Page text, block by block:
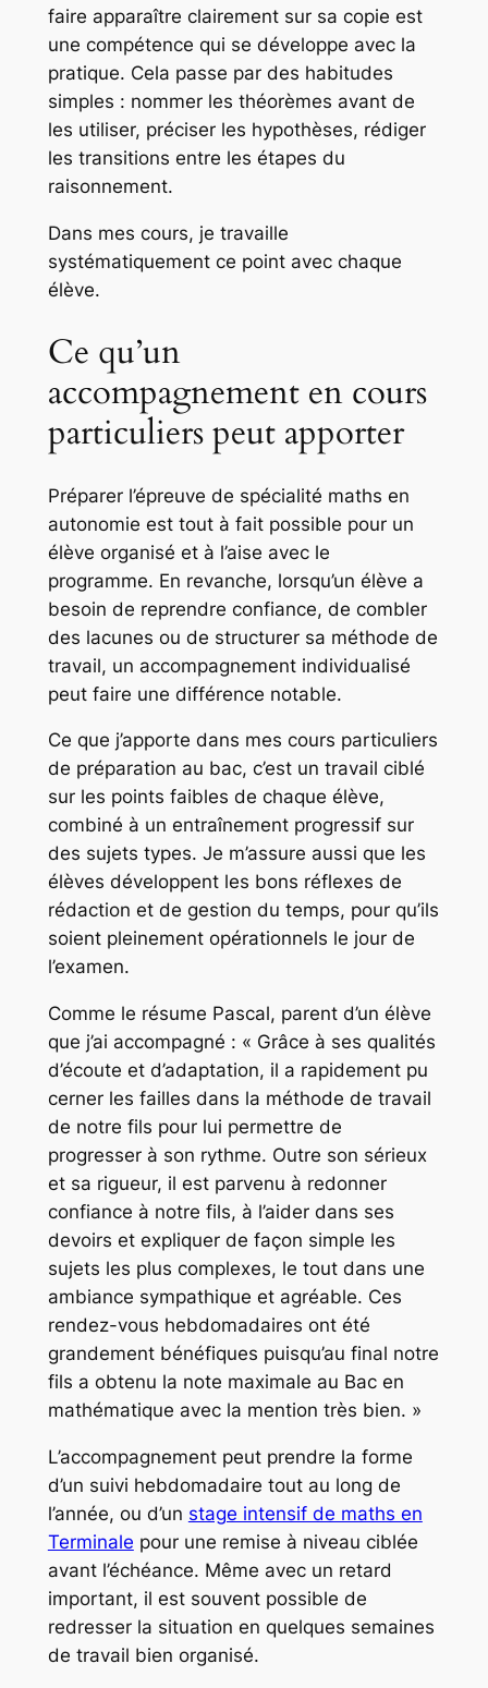
faire apparaître clairement sur sa copie est
une compétence qui se développe avec la
pratique. Cela passe par des habitudes
simples : nommer les théorèmes avant de
les utiliser, préciser les hypothèses, rédiger
les transitions entre les étapes du
raisonnement.
Dans mes cours, je travaille
systématiquement ce point avec chaque
élève.
Ce qu’un
accompagnement en cours
particuliers peut apporter
Préparer l’épreuve de spécialité maths en
autonomie est tout à fait possible pour un
élève organisé et à l’aise avec le
programme. En revanche, lorsqu’un élève a
besoin de reprendre confiance, de combler
des lacunes ou de structurer sa méthode de
travail, un accompagnement individualisé
peut faire une différence notable.
Ce que j’apporte dans mes cours particuliers
de préparation au bac, c’est un travail ciblé
sur les points faibles de chaque élève,
combiné à un entraînement progressif sur
des sujets types. Je m’assure aussi que les
élèves développent les bons réflexes de
rédaction et de gestion du temps, pour qu’ils
soient pleinement opérationnels le jour de
l’examen.
Comme le résume Pascal, parent d’un élève
que j’ai accompagné : « Grâce à ses qualités
d’écoute et d’adaptation, il a rapidement pu
cerner les failles dans la méthode de travail
de notre fils pour lui permettre de
progresser à son rythme. Outre son sérieux
et sa rigueur, il est parvenu à redonner
confiance à notre fils, à l’aider dans ses
devoirs et expliquer de façon simple les
sujets les plus complexes, le tout dans une
ambiance sympathique et agréable. Ces
rendez-vous hebdomadaires ont été
grandement bénéfiques puisqu’au final notre
fils a obtenu la note maximale au Bac en
mathématique avec la mention très bien. »
L’accompagnement peut prendre la forme
d’un suivi hebdomadaire tout au long de
l’année, ou d’un stage intensif de maths en
Terminale pour une remise à niveau ciblée
avant l’échéance. Même avec un retard
important, il est souvent possible de
redresser la situation en quelques semaines
de travail bien organisé.